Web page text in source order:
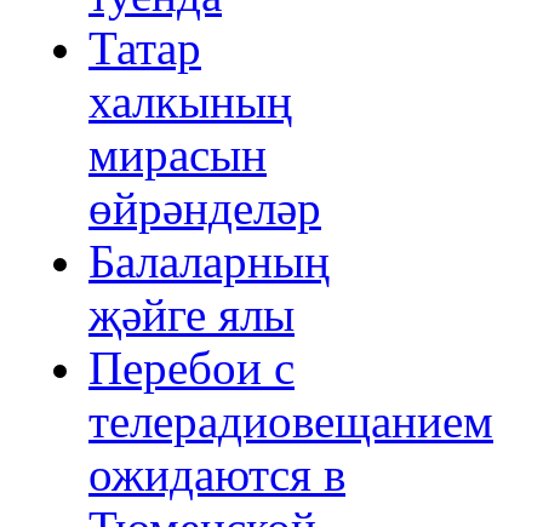
Татар
халкының
мирасын
өйрәнделәр
Балаларның
җәйге ялы
Перебои с
телерадиовещанием
ожидаются в